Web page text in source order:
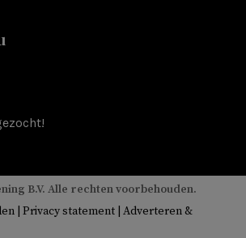
B.V. Alle rechten voorbehouden.
Privacy statement Adverteren &